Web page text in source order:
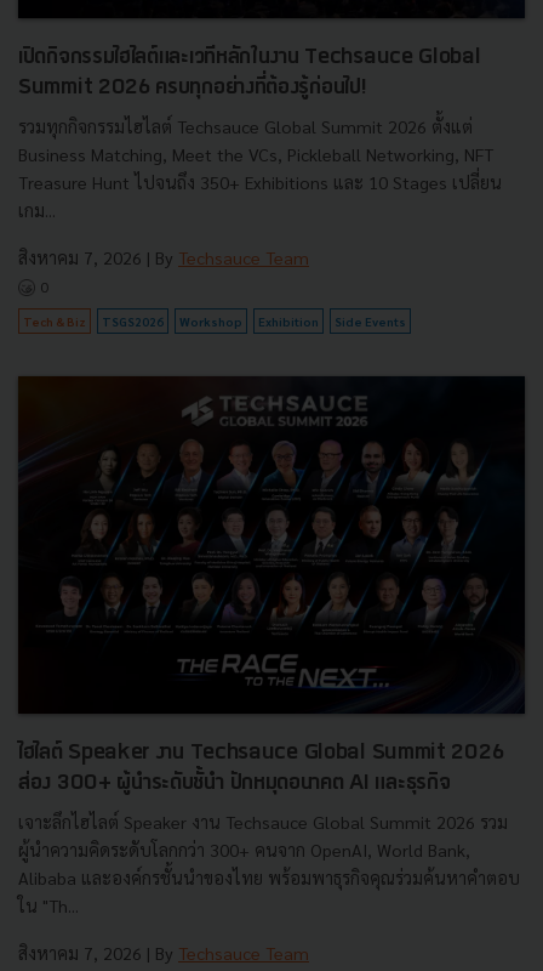
เปิดกิจกรรมไฮไลต์และเวทีหลักในงาน Techsauce Global
Summit 2026 ครบทุกอย่างที่ต้องรู้ก่อนไป!
รวมทุกกิจกรรมไฮไลต์ Techsauce Global Summit 2026 ตั้งแต่
Business Matching, Meet the VCs, Pickleball Networking, NFT
Treasure Hunt ไปจนถึง 350+ Exhibitions และ 10 Stages เปลี่ยน
เกม...
สิงหาคม 7, 2026 | By Techsauce Team
0
Tech & Biz TSGS2026 Workshop Exhibition Side Events
ไฮไลต์ Speaker งาน Techsauce Global Summit 2026
ส่อง 300+ ผู้นำระดับชั้นำ ปักหมุดอนาคต AI และธุรกิจ
เจาะลึกไฮไลต์ Speaker งาน Techsauce Global Summit 2026 รวม
ผู้นำความคิดระดับโลกกว่า 300+ คนจาก OpenAI, World Bank,
Alibaba และองค์กรชั้นนำของไทย พร้อมพาธุรกิจคุณร่วมค้นหาคำตอบ
ใน "Th...
สิงหาคม 7, 2026 | By Techsauce Team